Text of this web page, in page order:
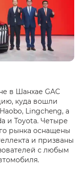
в Шанхае GAC
куда вошли
Lingcheng, а
и Toyota. Четыре
рынка оснащены
и призваны
с любым